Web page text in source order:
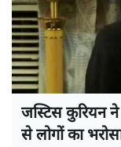
जस्टिस कुरियन ने
से लोगों का